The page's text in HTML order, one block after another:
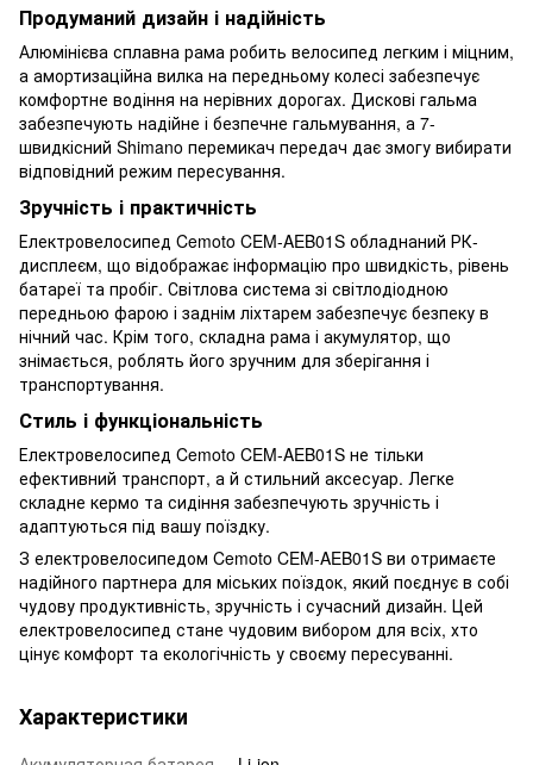
Продуманий дизайн і надійність
Алюмінієва сплавна рама робить велосипед легким і міцним,
а амортизаційна вилка на передньому колесі забезпечує
комфортне водіння на нерівних дорогах. Дискові гальма
забезпечують надійне і безпечне гальмування, а 7-
швидкісний Shimano перемикач передач дає змогу вибирати
відповідний режим пересування.
Зручність і практичність
Електровелосипед Cemoto CEM-AEB01S обладнаний РК-
дисплеєм, що відображає інформацію про швидкість, рівень
батареї та пробіг. Світлова система зі світлодіодною
передньою фарою і заднім ліхтарем забезпечує безпеку в
нічний час. Крім того, складна рама і акумулятор, що
знімається, роблять його зручним для зберігання і
транспортування.
Стиль і функціональність
Електровелосипед Cemoto CEM-AEB01S не тільки
ефективний транспорт, а й стильний аксесуар. Легке
складне кермо та сидіння забезпечують зручність і
адаптуються під вашу поїздку.
З електровелосипедом Cemoto CEM-AEB01S ви отримаєте
надійного партнера для міських поїздок, який поєднує в собі
чудову продуктивність, зручність і сучасний дизайн. Цей
електровелосипед стане чудовим вибором для всіх, хто
цінує комфорт та екологічність у своєму пересуванні.
Характеристики